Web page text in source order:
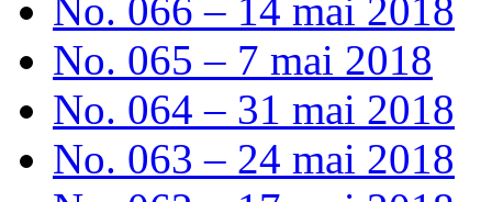
No. 066 – 14 mai 2018
No. 065 – 7 mai 2018
No. 064 – 31 mai 2018
No. 063 – 24 mai 2018